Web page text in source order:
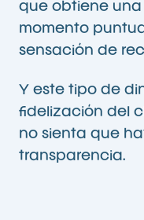
que obtiene
momento
sensación de
Y este tipo de
fidelización del
no sienta que
transparencia.